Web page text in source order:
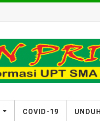
COVID-19 UNDUH